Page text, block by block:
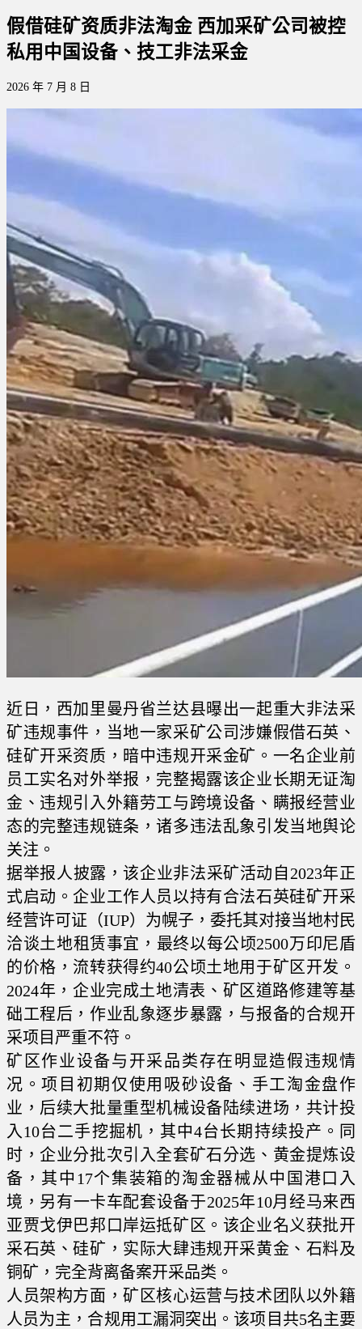
假借硅矿资质非法淘金 西加采矿公司被控
私用中国设备、技工非法采金
2026 年 7 月 8 日
近日，西加里曼丹省兰达县曝出一起重大非法采
矿违规事件，当地一家采矿公司涉嫌假借石英、
硅矿开采资质，暗中违规开采金矿。一名企业前
员工实名对外举报，完整揭露该企业长期无证淘
金、违规引入外籍劳工与跨境设备、瞒报经营业
态的完整违规链条，诸多违法乱象引发当地舆论
关注。
据举报人披露，该企业非法采矿活动自2023年正
式启动。企业工作人员以持有合法石英硅矿开采
经营许可证（IUP）为幌子，委托其对接当地村民
洽谈土地租赁事宜，最终以每公顷2500万印尼盾
的价格，流转获得约40公顷土地用于矿区开发。
2024年，企业完成土地清表、矿区道路修建等基
础工程后，作业乱象逐步暴露，与报备的合规开
采项目严重不符。
矿区作业设备与开采品类存在明显造假违规情
况。项目初期仅使用吸砂设备、手工淘金盘作
业，后续大批量重型机械设备陆续进场，共计投
入10台二手挖掘机，其中4台长期持续投产。同
时，企业分批次引入全套矿石分选、黄金提炼设
备，其中17个集装箱的淘金器械从中国港口入
境，另有一卡车配套设备于2025年10月经马来西
亚贾戈伊巴邦口岸运抵矿区。该企业名义获批开
采石英、硅矿，实际大肆违规开采黄金、石料及
铜矿，完全背离备案开采品类。
人员架构方面，矿区核心运营与技术团队以外籍
人员为主，合规用工漏洞突出。该项目共5名主要